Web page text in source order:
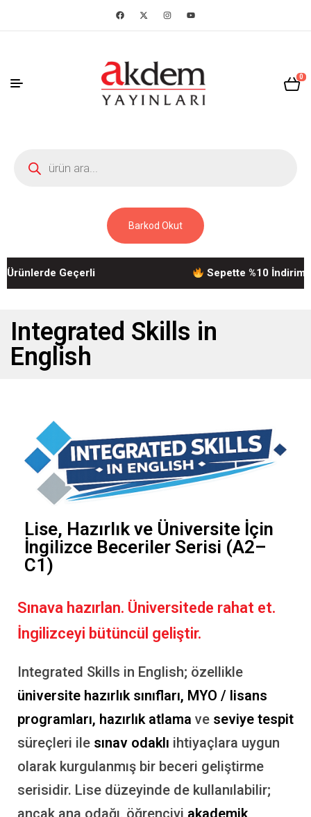
0
Barkod Okut
Geçerli Sepette %10 İndirim! |
Integrated Skills in
English
Lise, Hazırlık ve Üniversite İçin
İngilizce Beceriler Serisi (A2–
C1)
Sınava hazırlan. Üniversitede rahat et.
İngilizceyi bütüncül geliştir.
Integrated Skills in English; özellikle
üniversite hazırlık sınıfları, MYO / lisans
programları, hazırlık atlama ve seviye tespit
süreçleri ile sınav odaklı ihtiyaçlara uygun
olarak kurgulanmış bir beceri geliştirme
serisidir. Lise düzeyinde de kullanılabilir;